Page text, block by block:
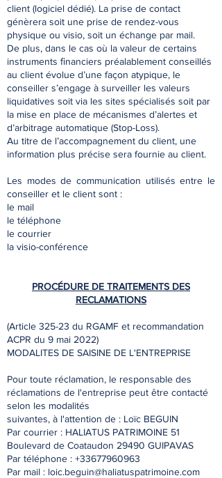
client (logiciel dédié). La prise de contact
génèrera soit une prise de rendez-vous
physique ou visio, soit un échange par mail.
De plus, dans le cas où la valeur de certains
instruments ﬁnanciers préalablement conseillés
au client évolue d’une façon atypique, le
conseiller s’engage à surveiller les valeurs
liquidatives soit via les sites spécialisés soit par
la mise en place de mécanismes d’alertes et
d’arbitrage automatique (Stop-Loss).
Au titre de l’accompagnement du client, une
information plus précise sera fournie au client.
Les modes de communication utilisés entre le
conseiller et le client sont :
le mail
le téléphone
le courrier
la visio-conférence
PROCÉDURE DE TRAITEMENTS DES
RECLAMATIONS
(Article 325-23 du RGAMF et recommandation
ACPR du 9 mai 2022)
MODALITES DE SAISINE DE L'ENTREPRISE
Pour toute réclamation, le responsable des
réclamations de l'entreprise peut être contacté
selon les modalités
suivantes, à l'attention de : Loïc BEGUIN
Par courrier : HALIATUS PATRIMOINE 51
Boulevard de Coataudon 29490 GUIPAVAS
Par téléphone : +33677960963
Par mail : loic.beguin@haliatuspatrimoine.com